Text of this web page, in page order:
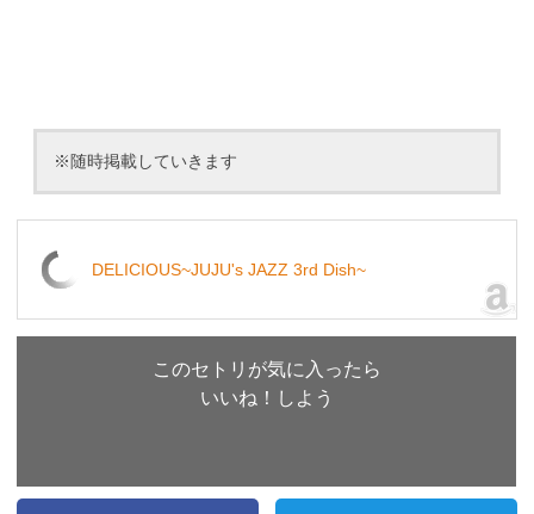
※随時掲載していきます
DELICIOUS~JUJU's JAZZ 3rd Dish~
このセトリが気に入ったら
いいね！しよう